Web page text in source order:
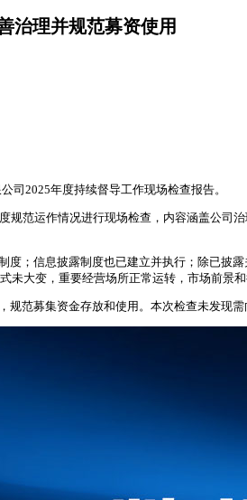
治理并规范募资使用
司2025年度持续督导工作现场检查报告。
规范运作情况进行现场检查，内容涵盖公
；信息披露制度也已建立并执行；除已披
大变，重要经营场所正常运转，市场前景和
范募集资金存放和使用。本次检查未发现